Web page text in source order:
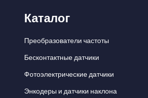
Каталог
Преобразователи частоты
Бесконтактные датчики
Фотоэлектрические датчики
Энкодеры и датчики наклона